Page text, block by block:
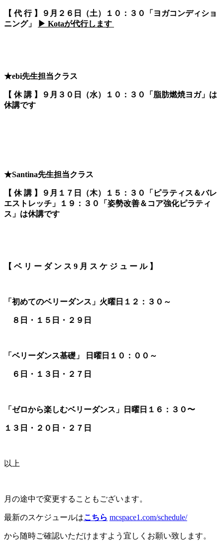
【 代 行 】９月２６日（土）１０：３０「ヨガコンディショ
ニング」
▶︎ Kotaが代行します
★ebi先生担当クラス
【 休 講 】９月３０日（水）１０：３０「脂肪燃焼ヨガ」は
休講です
★Santina先生担当クラス
【 休 講 】９月１７日（木）１５：３０「ピラティス＆バレ
エストレッチ」１９：３０「姿勢改善＆コア強化ピラティ
ス」は休講です
【 ベ リ ー ダ ン ス 9 月 ス ケ ジ ュ ー ル 】
「初めてのベリーダンス」 火曜日１２：３０～
８日・１５ 日・２９日
「ベリーダンス基礎」 日曜日１０：００～
６日・１３日・２７ 日
「ゼロから楽しむベリーダンス」日曜日１６：３０〜
１３日・２０日・２７日
以上
月の途中で変更することもございます。
最新のスケジュールはこちら mcspace1.com/schedule/
から随時ご確認いただけますよう宜しくお願い致します。